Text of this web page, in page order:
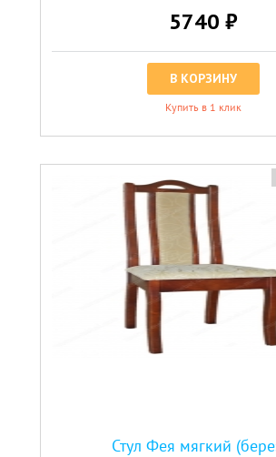
5740 ₽
В КОРЗИНУ
Купить в 1 клик
Стул Фея мягкий